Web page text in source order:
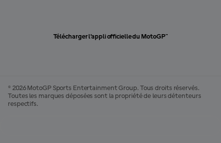
Télécharger l'appli officielle du MotoGP™
© 2026 MotoGP Sports Entertainment Group. Tous droits réservés.
Toutes les marques déposées sont la propriété de leurs détenteurs
respectifs.